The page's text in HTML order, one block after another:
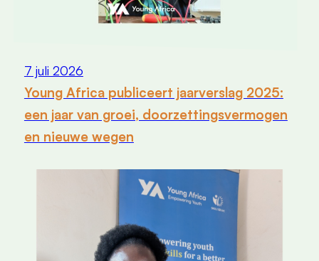
7 juli 2026
Young Africa publiceert jaarverslag 2025:
een jaar van groei, doorzettingsvermogen
en nieuwe wegen